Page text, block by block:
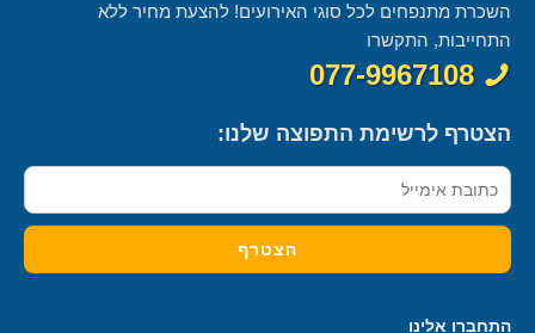
השכרת מתנפחים לכל סוגי האירועים! להצעת מחיר ללא
התחייבות, התקשרו
077-9967108
הצטרף לרשימת התפוצה שלנו:
התחברו אלינו